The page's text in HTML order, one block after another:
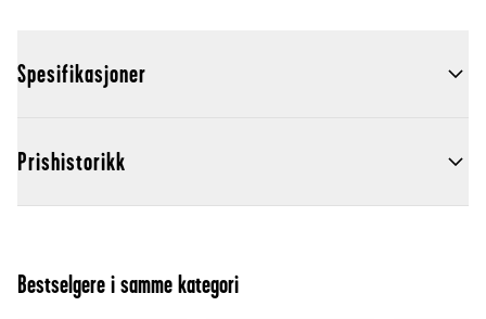
Spesifikasjoner
Prishistorikk
Bestselgere i samme kategori